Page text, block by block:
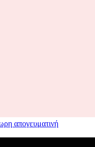
απογευματινή